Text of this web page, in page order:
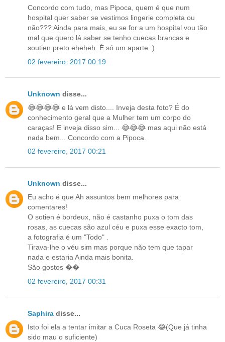
Concordo com tudo, mas Pipoca, quem é que num
hospital quer saber se vestimos lingerie completa ou
não??? Ainda para mais, eu se for a um hospital vou tão
mal que quero lá saber se tenho cuecas brancas e
soutien preto eheheh. É só um aparte :)
02 fevereiro, 2017 00:19
Unknown disse...
😂😂😂😂 e lá vem disto.... Inveja desta foto? É do
conhecimento geral que a Mulher tem um corpo do
caraças! E inveja disso sim... 😂😂😂 mas aqui não está
nada bem... Concordo com a Pipoca.
02 fevereiro, 2017 00:21
Unknown disse...
Eu acho é que Ah assuntos bem melhores para
comentares!
O sotien é bordeux, não é castanho puxa o tom das
rosas, as cuecas são azul céu e puxa esse exacto tom,
a fotografia é um "Todo" .
Tirava-lhe o véu sim mas porque não tem que tapar
nada e estaria Ainda mais bonita.
São gostos ��
02 fevereiro, 2017 00:31
Saphira disse...
Isto foi ela a tentar imitar a Cuca Roseta 😂(Que já tinha
sido mau o suficiente)